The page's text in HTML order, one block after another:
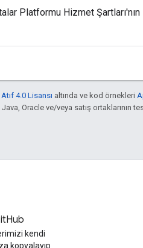
Platformu Hizmet Şartları'nın
4.0 Lisansı altında ve kod örnekleri
Oracle ve/veya satış ortaklarının
kendi
kopyalayıp